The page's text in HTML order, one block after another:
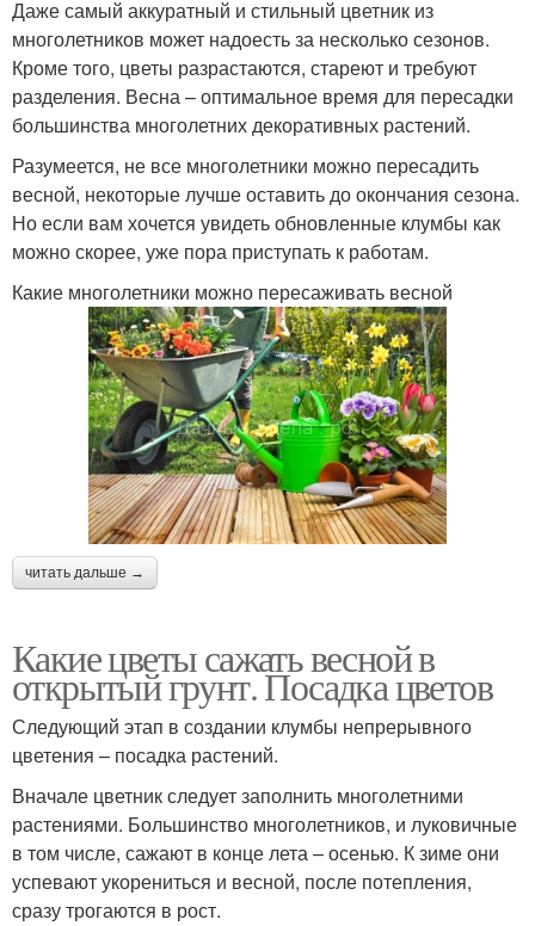
Даже самый аккуратный и стильный цветник из
многолетников может надоесть за несколько сезонов.
Кроме того, цветы разрастаются, стареют и требуют
разделения. Весна – оптимальное время для пересадки
большинства многолетних декоративных растений.
Разумеется, не все многолетники можно пересадить
весной, некоторые лучше оставить до окончания сезона.
Но если вам хочется увидеть обновленные клумбы как
можно скорее, уже пора приступать к работам.
Какие многолетники можно пересаживать весной
читать дальше →
Какие цветы сажать весной в
открытый грунт. Посадка цветов
Следующий этап в создании клумбы непрерывного
цветения – посадка растений.
Вначале цветник следует заполнить многолетними
растениями. Большинство многолетников, и луковичные
в том числе, сажают в конце лета – осенью. К зиме они
успевают укорениться и весной, после потепления,
сразу трогаются в рост.